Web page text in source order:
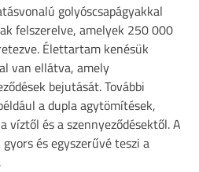
golyóscsapágyakkal
felszerelve, amelyek 250 000
Élettartam kenésük
van ellátva, amely
bejutását. További
a dupla agytömítések,
víztől és a szennyeződésektől. A
és egyszerűvé teszi a